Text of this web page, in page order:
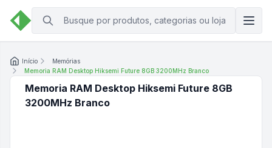
Início
Memórias
Memoria RAM Desktop Hiksemi Future 8GB 3200MHz Branco
Memoria RAM Desktop Hiksemi Future 8GB
3200MHz Branco